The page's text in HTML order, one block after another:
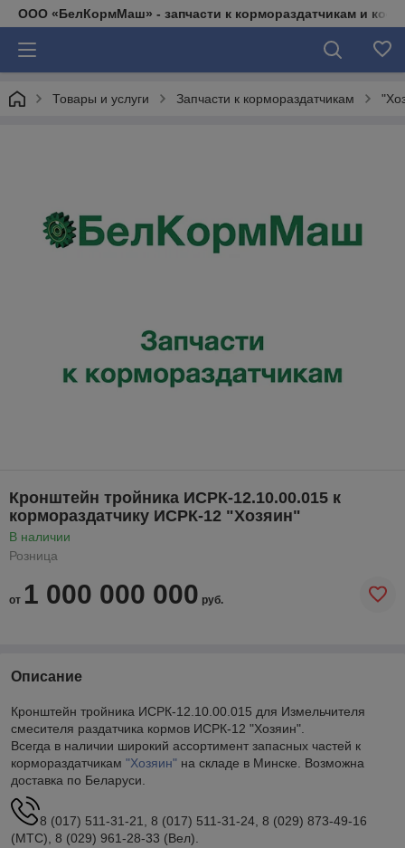
ООО «БелКормМаш» - запчасти к кормораздатчикам и
Товары и услуги Запчасти к кормораздатчикам
Кронштейн тройника ИСРК-12.10.00.015 к
кормораздатчику ИСРК-12 "Хозяин"
В наличии
Розница
от 1 000 000 000 руб.
Описание
Кронштейн тройника ИСРК-12.10.00.015 для Измельчителя
смесителя раздатчика кормов ИСРК-12 "Хозяин".
Всегда в наличии широкий ассортимент запасных частей к
кормораздатчикам "Хозяин" на складе в Минске. Возможна
доставка по Беларуси.
8 (017) 511-31-21, 8 (017) 511-31-24, 8 (029) 873-49-16
(МТС), 8 (029) 961-28-33 (Вел).